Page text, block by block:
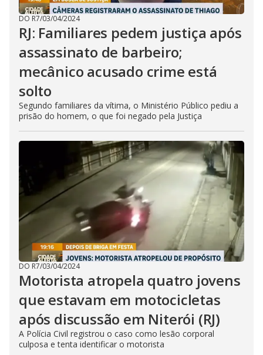
DO R7/03/04/2024
RJ: Familiares pedem justiça após
assassinato de barbeiro;
mecânico acusado crime está
solto
Segundo familiares da vítima, o Ministério Público pediu a
prisão do homem, o que foi negado pela Justiça
DO R7/03/04/2024
Motorista atropela quatro jovens
que estavam em motocicletas
após discussão em Niterói (RJ)
A Polícia Civil registrou o caso como lesão corporal
culposa e tenta identificar o motorista